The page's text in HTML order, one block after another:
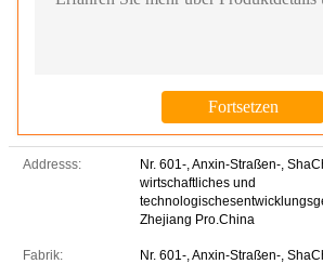
Addresss:
Nr. 601-, Anxin-Straßen-,
wirtschaftliches und
Zhejiang Pro.China
Fabrik:
Nr. 601-, Anxin-Straßen-,